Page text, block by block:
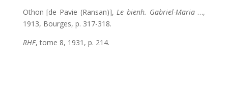
Othon [de Pavie (Ransan)],Le bienh. Gabriel-Maria …,
1913, Bourges, p. 317-318.
RHF, tome 8, 1931, p. 214.